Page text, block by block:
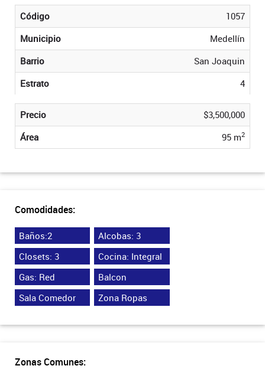
Código
1057
Municipio
Medellín
Barrio
San Joaquin
Estrato
4
Precio
$3,500,000
Área
95 m2
Comodidades:
Baños:2
Alcobas: 3
Closets: 3
Cocina: Integral
Gas: Red
Balcon
Sala Comedor
Zona Ropas
Zonas Comunes: